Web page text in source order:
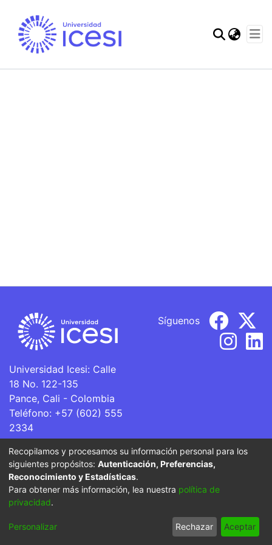
Universidad Icesi: Calle
18 No. 122-135
Pance, Cali - Colombia
Teléfono: +57 (602) 555
2334
ventanillaunica@icesi.edu.co
Síguenos
La Universidad Icesi es una Institución de Educación
Superior que se encuentra sujeta a inspección y vigilancia
por parte del Ministerio de Educación Nacional.
Cookie
End User
Agreement
Send
Feedback
Recopilamos y procesamos su información personal para los
siguientes propósitos: Autenticación, Preferencias,
Reconocimiento y Estadísticas.
Para obtener más información, lea nuestra política de
privacidad.
Personalizar Rechazar Aceptar